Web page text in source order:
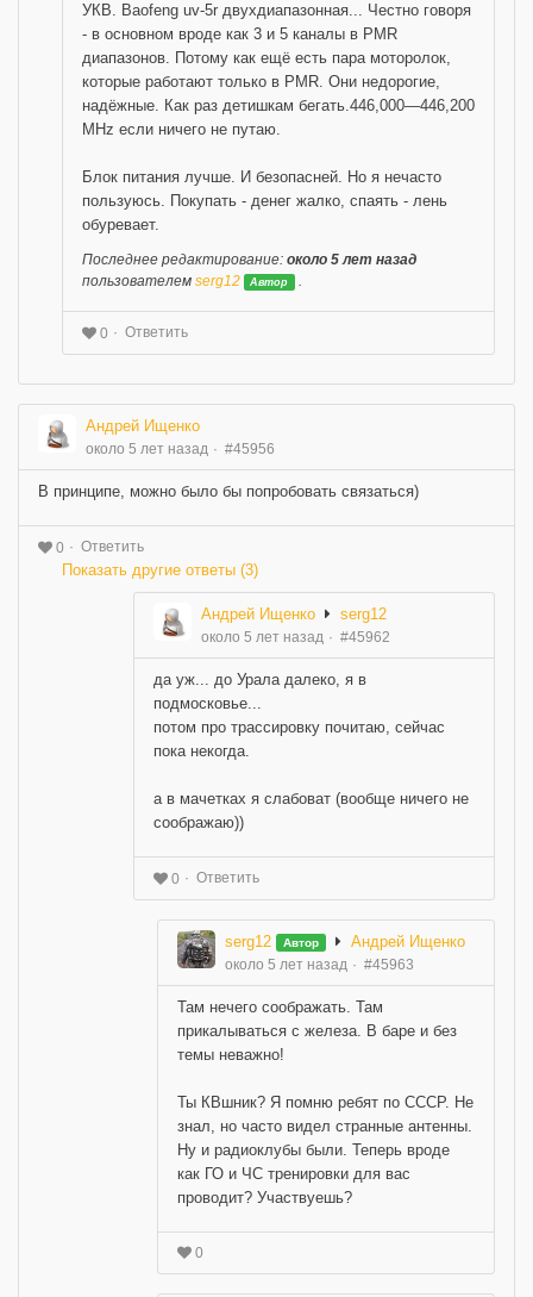
УКВ. Baofeng uv-5r двухдиапазонная... Честно говоря
- в основном вроде как 3 и 5 каналы в PMR
диапазонов. Потому как ещё есть пара моторолок,
которые работают только в PMR. Они недорогие,
надёжные. Как раз детишкам бегать.446,000—446,200
MHz если ничего не путаю.
Блок питания лучше. И безопасней. Но я нечасто
пользуюсь. Покупать - денег жалко, спаять - лень
обуревает.
Последнее редактирование: около 5 лет назад
пользователем serg12 Автор .
0 Ответить
Андрей Ищенко
около 5 лет назад #45956
В принципе, можно было бы попробовать связаться)
0 Ответить
Показать другие ответы (3)
Андрей Ищенко serg12
около 5 лет назад #45962
да уж... до Урала далеко, я в
подмосковье...
потом про трассировку почитаю, сейчас
пока некогда.
а в мачетках я слабоват (вообще ничего не
соображаю))
0 Ответить
serg12 Автор Андрей Ищенко
около 5 лет назад #45963
Там нечего соображать. Там
прикалываться с железа. В баре и без
темы неважно!
Ты КВшник? Я помню ребят по СССР. Не
знал, но часто видел странные антенны.
Ну и радиоклубы были. Теперь вроде
как ГО и ЧС тренировки для вас
проводит? Участвуешь?
0